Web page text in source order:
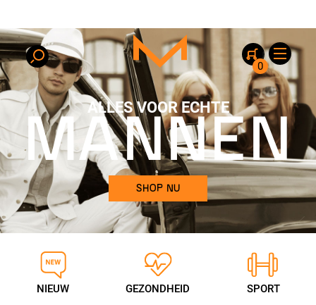
0
ALLES VOOR ECHTE
MANNEN
SHOP NU
NIEUW GEZONDHEID SPORT